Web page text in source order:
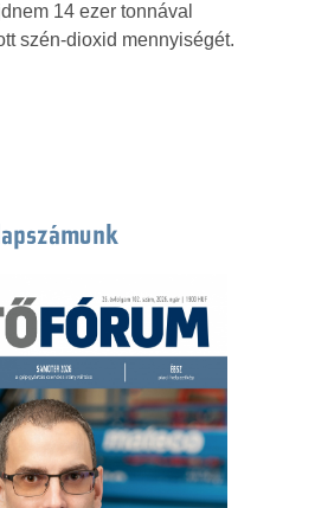
14 ezer tonnával
szén-dioxid mennyiségét.